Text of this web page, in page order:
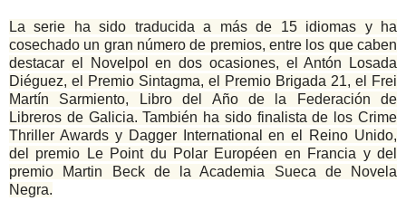
La serie ha sido traducida a más de 15 idiomas y ha
cosechado un gran número de premios, entre los que caben
destacar el Novelpol en dos ocasiones, el Antón Losada
Diéguez, el Premio Sintagma, el Premio Brigada 21, el Frei
Martín Sarmiento, Libro del Año de la Federación de
Libreros de Galicia. También ha sido finalista de los Crime
Thriller Awards y Dagger International en el Reino Unido,
del premio Le Point du Polar Européen en Francia y del
premio Martin Beck de la Academia Sueca de Novela
Negra.